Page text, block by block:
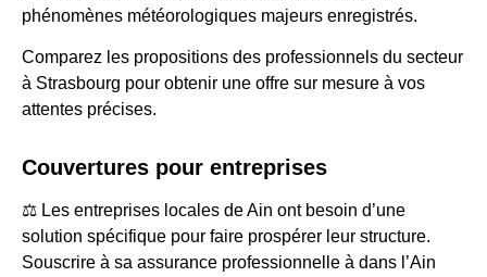
phénomènes météorologiques majeurs enregistrés.
Comparez les propositions des professionnels du secteur
à Strasbourg pour obtenir une offre sur mesure à vos
attentes précises.
Couvertures pour entreprises
⚖️ Les entreprises locales de Ain ont besoin d’une
solution spécifique pour faire prospérer leur structure.
Souscrire à sa assurance professionnelle à dans l’Ain